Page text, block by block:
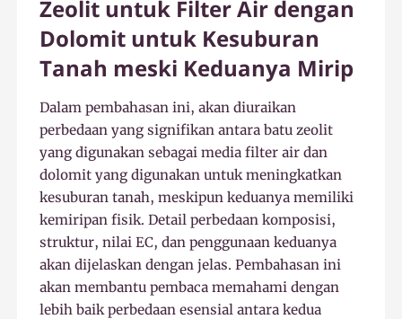
Zeolit untuk Filter Air dengan
Dolomit untuk Kesuburan
Tanah meski Keduanya Mirip
Dalam pembahasan ini, akan diuraikan
perbedaan yang signifikan antara batu zeolit
yang digunakan sebagai media filter air dan
dolomit yang digunakan untuk meningkatkan
kesuburan tanah, meskipun keduanya memiliki
kemiripan fisik. Detail perbedaan komposisi,
struktur, nilai EC, dan penggunaan keduanya
akan dijelaskan dengan jelas. Pembahasan ini
akan membantu pembaca memahami dengan
lebih baik perbedaan esensial antara kedua